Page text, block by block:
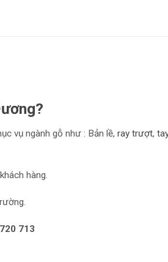
vụ ngành gỗ như : Bản lề, ray trượt,
hàng.
713